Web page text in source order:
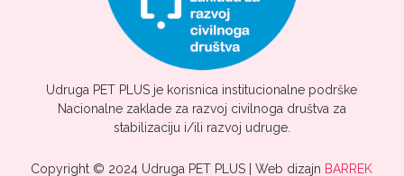
Udruga PET PLUS je korisnica institucionalne podrške
Nacionalne zaklade za razvoj civilnoga društva za
stabilizaciju i/ili razvoj udruge.
Copyright © 2024 Udruga PET PLUS | Web dizajn BARREK